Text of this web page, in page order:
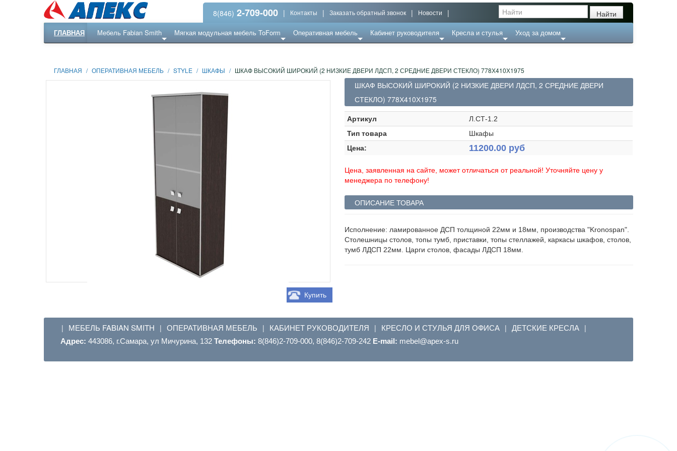
8(846) 2-709-000 | Контакты | Заказать обратный звонок | Новости |
ГЛАВНАЯ Мебель Fabian Smith Мягкая модульная мебель ToForm Оперативная мебель Кабинет руководителя Кресла и стулья Уход за домом
ГЛАВНАЯ / ОПЕРАТИВНАЯ МЕБЕЛЬ / STYLE / ШКАФЫ / ШКАФ ВЫСОКИЙ ШИРОКИЙ (2 НИЗКИЕ ДВЕРИ ЛДСП, 2 СРЕДНИЕ ДВЕРИ СТЕКЛО) 778Х410Х1975
Купить
ШКАФ ВЫСОКИЙ ШИРОКИЙ (2 НИЗКИЕ ДВЕРИ ЛДСП, 2 СРЕДНИЕ ДВЕРИ
СТЕКЛО) 778Х410Х1975
Артикул
Л.СТ-1.2
Тип товара
Шкафы
Цена:
11200.00 руб
Цена, заявленная на сайте, может отличаться от реальной! Уточняйте цену у
менеджера по телефону!
ОПИСАНИЕ ТОВАРА
Исполнение: ламированное ДСП толщиной 22мм и 18мм, производства "Kronospan".
Столешницы столов, топы тумб, приставки, топы стеллажей, каркасы шкафов, столов,
тумб ЛДСП 22мм. Царги столов, фасады ЛДСП 18мм.
| МЕБЕЛЬ FABIAN SMITH | ОПЕРАТИВНАЯ МЕБЕЛЬ | КАБИНЕТ РУКОВОДИТЕЛЯ | КРЕСЛО И СТУЛЬЯ ДЛЯ ОФИСА | ДЕТСКИЕ КРЕСЛА |
Адрес: 443086, г.Самара, ул Мичурина, 132 Телефоны: 8(846)2-709-000, 8(846)2-709-242 E-mail: ur.s-xepa@lebem